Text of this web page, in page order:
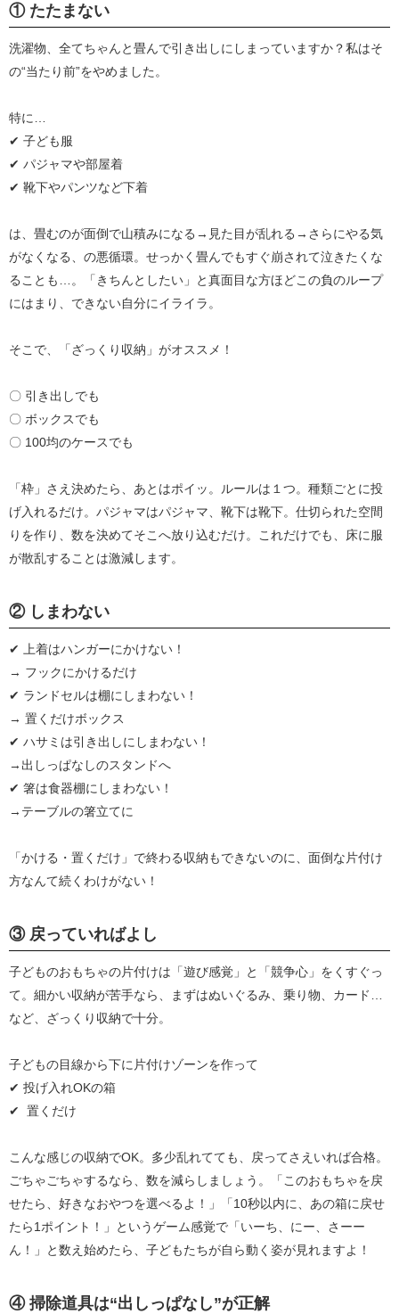
① たたまない
洗濯物、全てちゃんと畳んで引き出しにしまっていますか？私はそ
の“当たり前”をやめました。
特に…
✔︎ 子ども服
✔︎ パジャマや部屋着
✔︎ 靴下やパンツなど下着
は、畳むのが面倒で山積みになる→見た目が乱れる→さらにやる気
がなくなる、の悪循環。せっかく畳んでもすぐ崩されて泣きたくな
ることも…。「きちんとしたい」と真面目な方ほどこの負のループ
にはまり、できない自分にイライラ。
そこで、「ざっくり収納」がオススメ！
〇 引き出しでも
〇 ボックスでも
〇 100均のケースでも
「枠」さえ決めたら、あとはポイッ。ルールは１つ。種類ごとに投
げ入れるだけ。パジャマはパジャマ、靴下は靴下。仕切られた空間
りを作り、数を決めてそこへ放り込むだけ。これだけでも、床に服
が散乱することは激減します。
② しまわない
✔︎ 上着はハンガーにかけない！
→ フックにかけるだけ
✔︎ ランドセルは棚にしまわない！
→ 置くだけボックス
✔︎ ハサミは引き出しにしまわない！
→出しっぱなしのスタンドへ
✔︎ 箸は食器棚にしまわない！
→テーブルの箸立てに
「かける・置くだけ」で終わる収納もできないのに、面倒な片付け
方なんて続くわけがない！
③ 戻っていればよし
子どものおもちゃの片付けは「遊び感覚」と「競争心」をくすぐっ
て。細かい収納が苦手なら、まずはぬいぐるみ、乗り物、カード…
など、ざっくり収納で十分。
子どもの目線から下に片付けゾーンを作って
✔︎ 投げ入れOKの箱
✔︎ 置くだけ
こんな感じの収納でOK。多少乱れてても、戻ってさえいれば合格。
ごちゃごちゃするなら、数を減らしましょう。「このおもちゃを戻
せたら、好きなおやつを選べるよ！」「10秒以内に、あの箱に戻せ
たら1ポイント！」というゲーム感覚で「いーち、にー、さーー
ん！」と数え始めたら、子どもたちが自ら動く姿が見れますよ！
④ 掃除道具は“出しっぱなし”が正解